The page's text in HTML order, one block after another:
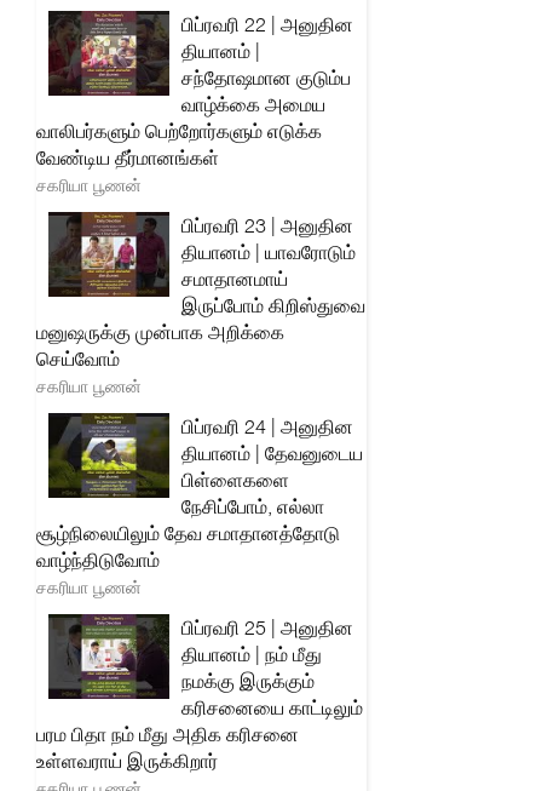
பிப்ரவரி 22 | அனுதின
தியானம் |
சந்தோஷமான குடும்ப
வாழ்க்கை அமைய
வாலிபர்களும் பெற்றோர்களும் எடுக்க
வேண்டிய தீர்மானங்கள்
சகரியா பூணன்
பிப்ரவரி 23 | அனுதின
தியானம் | யாவரோடும்
சமாதானமாய்
இருப்போம் கிறிஸ்துவை
மனுஷருக்கு முன்பாக அறிக்கை
செய்வோம்
சகரியா பூணன்
பிப்ரவரி 24 | அனுதின
தியானம் | தேவனுடைய
பிள்ளைகளை
நேசிப்போம், எல்லா
சூழ்நிலையிலும் தேவ சமாதானத்தோடு
வாழ்ந்திடுவோம்
சகரியா பூணன்
பிப்ரவரி 25 | அனுதின
தியானம் | நம் மீது
நமக்கு இருக்கும்
கரிசனையை காட்டிலும்
பரம பிதா நம் மீது அதிக கரிசனை
உள்ளவராய் இருக்கிறார்